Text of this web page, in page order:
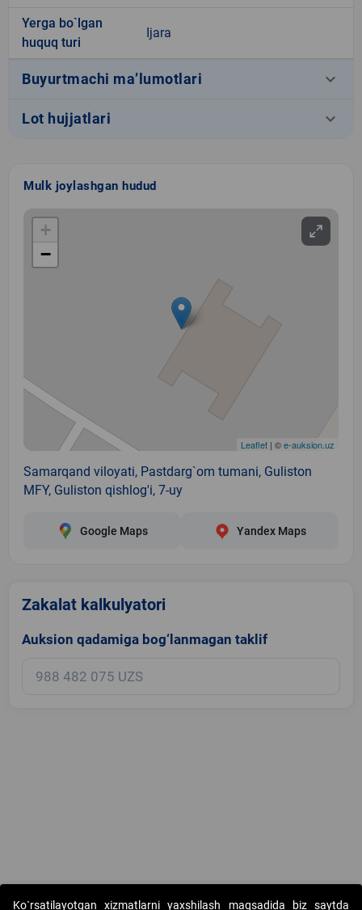
Yerga bo`lgan
huquq turi
Ijara
Buyurtmachi ma’lumotlari keyboard_arrow_down
Lot hujjatlari keyboard_arrow_down
Mulk joylashgan hudud
+
−
Leaflet | ©e-auksion.uz
Samarqand viloyati, Pastdarg`om tumani, Guliston
MFY, Guliston qishlog'i, 7-uy
Google Maps Yandex Maps
Zakalat kalkulyatori
Auksion qadamiga bog‘lanmagan taklif
Copyright © 2017-2026. "Elektron onlayn-auksionlarni tashkil etish"
Ko`rsatilayotgan xizmatlarni yaxshilash maqsadida biz saytda